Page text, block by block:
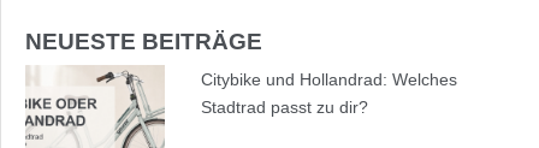
NEUESTE BEITRÄGE
Citybike und Hollandrad: Welches
Stadtrad passt zu dir?